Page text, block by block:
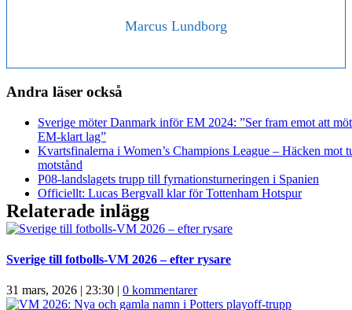
Marcus Lundborg
Andra läser också
Sverige möter Danmark inför EM 2024: ”Ser fram emot att
EM-klart lag”
Kvartsfinalerna i Women’s Champions League – Häcken mot
motstånd
P08-landslagets trupp till fyrnationsturneringen i Spanien
Officiellt: Lucas Bergvall klar för Tottenham Hotspur
Relaterade inlägg
Sverige till fotbolls-VM 2026 – efter rysare
31 mars, 2026 | 23:30 | 0 kommentarer